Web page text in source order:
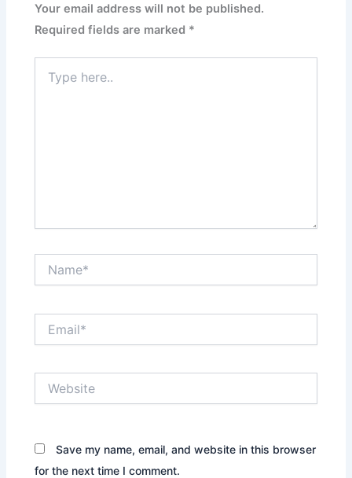
Your email address will not be published.
Required fields are marked *
here..
Save my name, email, and website in this browser
for the next time I comment.